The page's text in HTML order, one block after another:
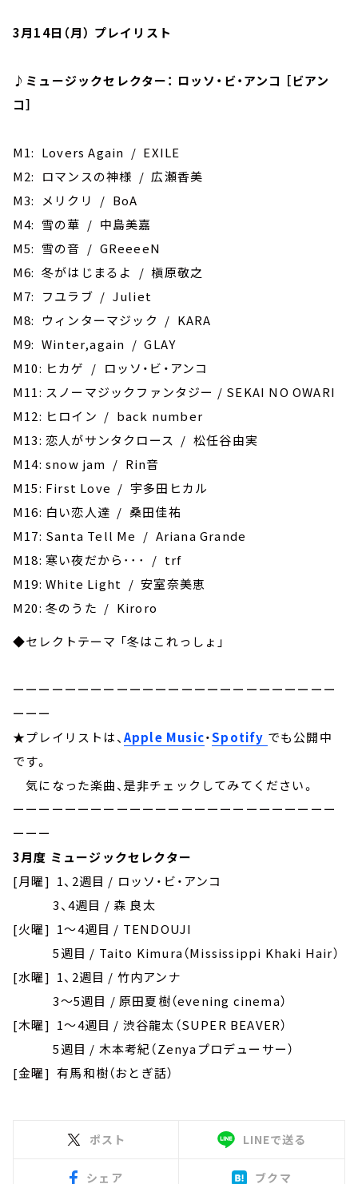
3月14日（月） プレイリスト
♪ミュージックセレクター： ロッソ・ビ・アンコ ［ビアン
コ］
M1: Lovers Again / EXILE
M2: ロマンスの神様 / 広瀬香美
M3: メリクリ / BoA
M4: 雪の華 / 中島美嘉
M5: 雪の音 / GReeeeN
M6: 冬がはじまるよ / 槇原敬之
M7: フユラブ / Juliet
M8: ウィンターマジック / KARA
M9: Winter,again / GLAY
M10: ヒカゲ / ロッソ・ビ・アンコ
M11: スノーマジックファンタジー / SEKAI NO OWARI
M12: ヒロイン / back number
M13: 恋人がサンタクロース / 松任谷由実
M14: snow jam / Rin音
M15: First Love / 宇多田ヒカル
M16: 白い恋人達 / 桑田佳祐
M17: Santa Tell Me / Ariana Grande
M18: 寒い夜だから･･･ / trf
M19: White Light / 安室奈美恵
M20: 冬のうた / Kiroro
◆セレクトテーマ 「冬はこれっしょ」
ーーーーーーーーーーーーーーーーーーーーーーーーー
ーーー
★プレイリストは、Apple Music・Spotify でも公開中
です。
気になった楽曲、是非チェックしてみてください。
ーーーーーーーーーーーーーーーーーーーーーーーーー
ーーー
3月度 ミュージックセレクター
[月曜] 1、2週目 / ロッソ・ビ・アンコ
3、4週目 / 森 良太
[火曜] 1～4週目 / TENDOUJI
5週目 / Taito Kimura（Mississippi Khaki Hair）
[水曜] 1、2週目 / 竹内アンナ
3～5週目 / 原田夏樹（evening cinema）
[木曜] 1～4週目 / 渋谷龍太（SUPER BEAVER）
5週目 / 木本考紀（Zenyaプロデューサー）
[金曜] 有馬和樹（おとぎ話）
ポスト LINEで送る
シェア ブクマ